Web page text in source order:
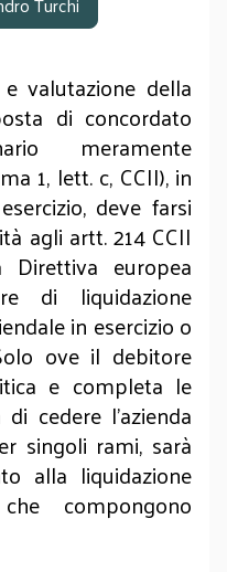
valutazione della
di concordato
meramente
1, lett. c, CCII), in
deve farsi
agli artt. 214 CCII
europea
di liquidazione
in esercizio o
ove il debitore
e completa le
cedere l’azienda
singoli rami, sarà
alla liquidazione
compongono